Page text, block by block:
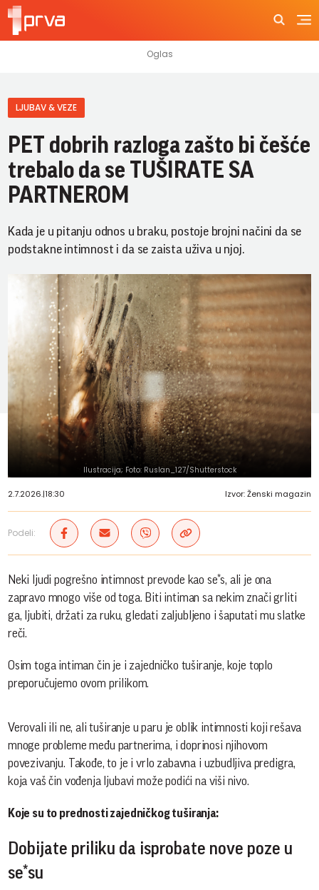
LJUBAV & VEZE
PET dobrih razloga zašto bi češće
trebalo da se TUŠIRATE SA
PARTNEROM
Kada je u pitanju odnos u braku, postoje brojni načini da se
podstakne intimnost i da se zaista uživa u njoj.
Ilustracija; Foto: Ruslan_127/Shutterstock
2.7.2026.|18:30 Izvor: Ženski magazin
Podeli:
Neki ljudi pogrešno intimnost prevode kao se*s, ali je ona
zapravo mnogo više od toga. Biti intiman sa nekim znači grliti
ga, ljubiti, držati za ruku, gledati zaljubljeno i šaputati mu slatke
reči.
Osim toga intiman čin je i zajedničko tuširanje, koje toplo
preporučujemo ovom prilikom.
Verovali ili ne, ali tuširanje u paru je oblik intimnosti koji rešava
mnoge probleme među partnerima, i doprinosi njihovom
povezivanju. Takođe, to je i vrlo zabavna i uzbudljiva predigra,
koja vaš čin vođenja ljubavi može podići na viši nivo.
Koje su to prednosti zajedničkog tuširanja:
Dobijate priliku da isprobate nove poze u
se*su